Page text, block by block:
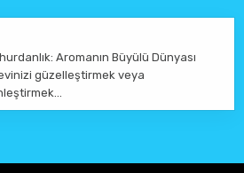
Aromanın Büyülü Dünyası
güzelleştirmek veya